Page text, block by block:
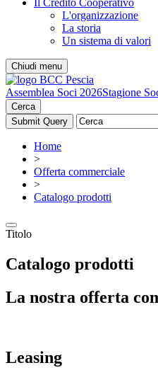
Il Credito Cooperativo
L'organizzazione
La storia
Un sistema di valori
Chiudi menu
Assemblea Soci 2026Stagione
Cerca
Home
>
Offerta commerciale
>
Catalogo prodotti
Titolo
Catalogo prodotti
La nostra offerta
Leasing